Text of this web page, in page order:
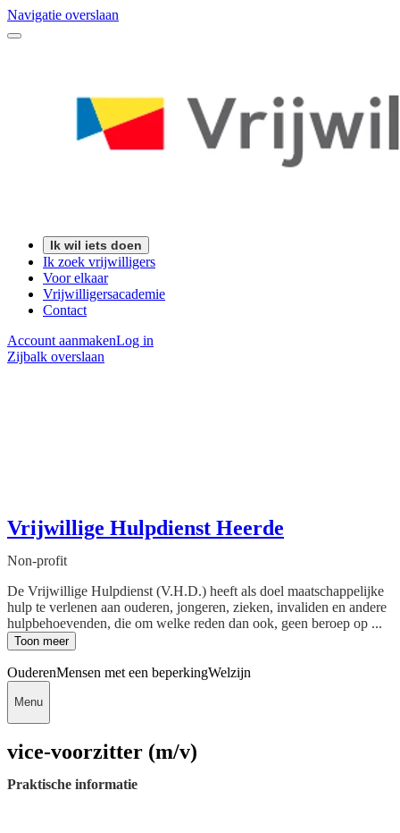
Navigatie overslaan
Ik wil iets doen
Ik zoek vrijwilligers
Voor elkaar
Vrijwilligersacademie
Contact
Account aanmakenLog in
Zijbalk overslaan
Vrijwillige Hulpdienst Heerde
Non-profit
De Vrijwillige Hulpdienst (V.H.D.) heeft als doel maatschappelijke
hulp te verlenen aan ouderen, jongeren, zieken, invaliden en andere
hulpbehoevenden, die om welke reden dan ook, geen beroep op ...
Toon meer
OuderenMensen met een beperkingWelzijn
Menu
vice-voorzitter (m/v)
Praktische informatie